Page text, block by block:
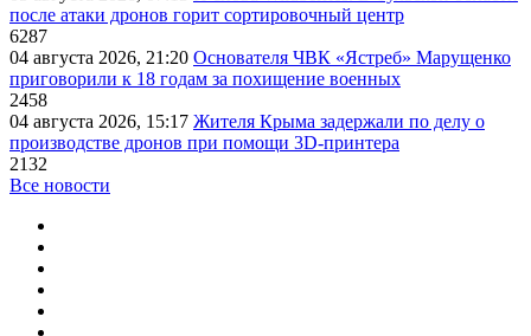
после атаки дронов горит сортировочный центр
6287
04 августа 2026, 21:20 Основателя ЧВК «Ястреб» Марущенко
приговорили к 18 годам за похищение военных
2458
04 августа 2026, 15:17 Жителя Крыма задержали по делу о
производстве дронов при помощи 3D‑принтера
2132
Все новости